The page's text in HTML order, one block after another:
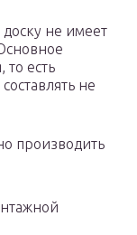
не имеет
то есть
не
производить